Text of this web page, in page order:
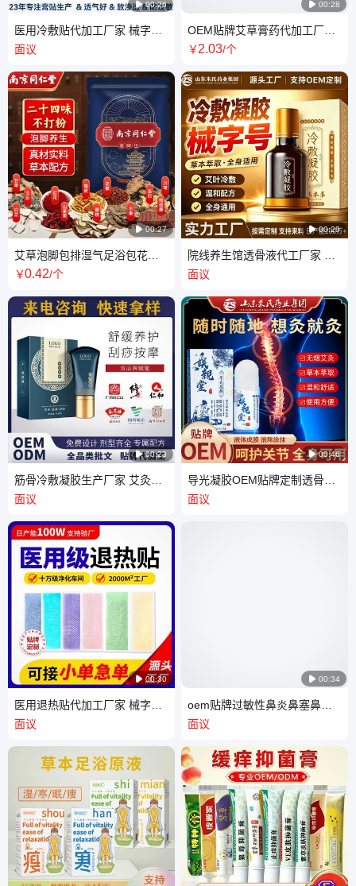
 00:26
医用冷敷贴代加工厂家 械字号
长方形大尺寸热熔胶膏药oem
面议
 00:27
艾草泡脚包排湿气足浴包花椒
生姜二十四味泡澡药包真材实
￥0.42/个
 00:23
筋骨冷敷凝胶生产厂家 艾灸液
痛滚滚批发 理疗店养生馆液按
面议
 00:30
医用退热贴代加工厂家 械字号
物理降温贴 退热贴牌定制oem
面议
 00:28
OEM贴牌艾草膏药代加工厂自
发热肩周颈腰椎膝盖热敷艾灸
￥2.03/个
 00:29
院线养生馆透骨液代工厂家 舒
缓腰腿颈椎关节疼痛滚珠冷敷
面议
 00:46
导光凝胶OEM贴牌定制透骨膏
药成膜艾草涂抹滚珠按摩液体
面议
 00:34
oem贴牌过敏性鼻炎鼻塞鼻痒
通气鼻穴位压力刺激贴代加工
面议